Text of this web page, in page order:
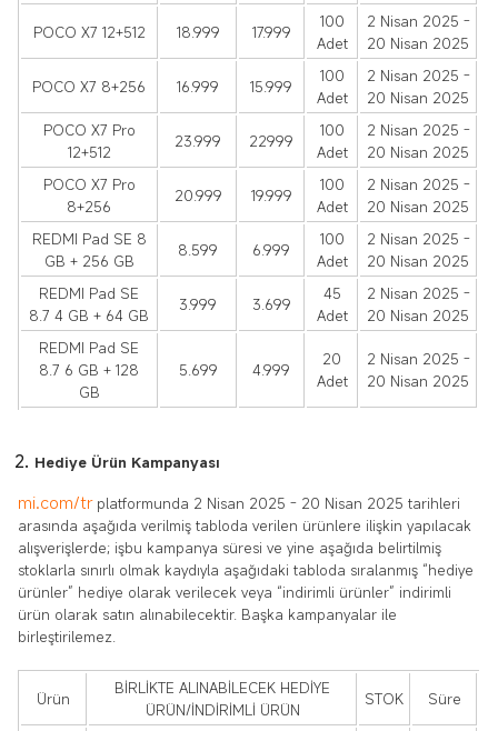
POCO X7 12+512 18.999 17.999
100
Adet
2 Nisan 2025 -
20 Nisan 2025
POCO X7 8+256 16.999 15.999
100
Adet
2 Nisan 2025 -
20 Nisan 2025
POCO X7 Pro
12+512
23.999 22999
100
Adet
2 Nisan 2025 -
20 Nisan 2025
POCO X7 Pro
8+256
20.999 19.999
100
Adet
2 Nisan 2025 -
20 Nisan 2025
REDMI Pad SE 8
GB + 256 GB
8.599 6.999
100
Adet
2 Nisan 2025 -
20 Nisan 2025
REDMI Pad SE
8.7 4 GB + 64 GB
3.999 3.699
45
Adet
2 Nisan 2025 -
20 Nisan 2025
REDMI Pad SE
8.7 6 GB + 128
GB
5.699 4.999
20
Adet
2 Nisan 2025 -
20 Nisan 2025
Hediye Ürün Kampanyası
mi.com/trplatformunda 2 Nisan 2025 - 20 Nisan 2025 tarihleri
arasında aşağıda verilmiş tabloda verilen ürünlere ilişkin yapılacak
alışverişlerde; işbu kampanya süresi ve yine aşağıda belirtilmiş
stoklarla sınırlı olmak kaydıyla aşağıdaki tabloda sıralanmış “hediye
ürünler” hediye olarak verilecek veya “indirimli ürünler” indirimli
ürün olarak satın alınabilecektir. Başka kampanyalar ile
birleştirilemez.
Ürün
BİRLİKTE ALINABİLECEK HEDİYE
ÜRÜN/İNDİRİMLİ ÜRÜN
STOK Süre